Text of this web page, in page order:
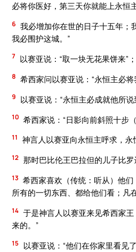
必将你医好，第三天你就能上永恒
6 我必增加你在世的日子十五年；
我必围护这城。”
7 以赛亚说：“取一块无花果饼来”
8 希西家问以赛亚说：“永恒主必
9 以赛亚说：“永恒主必成就他所
10 希西家说：“日影向前斜照十步
11 神言人以赛亚向永恒主呼求，永
12 那时巴比伦王巴拉但的儿子比
13 希西家喜欢（传统：听从）他
所有的一切东西、都给他们看；凡
14 于是神言人以赛亚来见希西家
来的。”
15
以赛亚说：“他们在你家里看见